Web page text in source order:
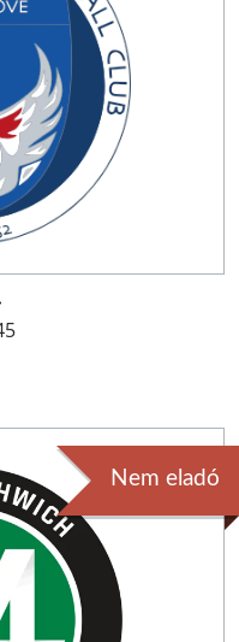
Nem eladó